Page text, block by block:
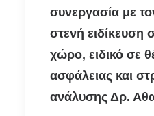
συνεργασία με
στενή ειδίκευση
χώρο, ειδικό σε
ασφάλειας και
ανάλυσης Δρ.